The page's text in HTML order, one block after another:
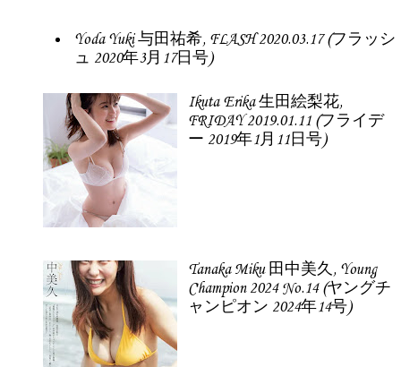
Yoda Yuki 与田祐希, FLASH 2020.03.17 (フラッシ
ュ 2020年3月17日号)
Ikuta Erika 生田絵梨花,
FRIDAY 2019.01.11 (フライデ
ー 2019年1月11日号)
Tanaka Miku 田中美久, Young
Champion 2024 No.14 (ヤングチ
ャンピオン 2024年14号)